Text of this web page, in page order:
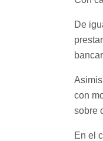
De
con
sobre
En el